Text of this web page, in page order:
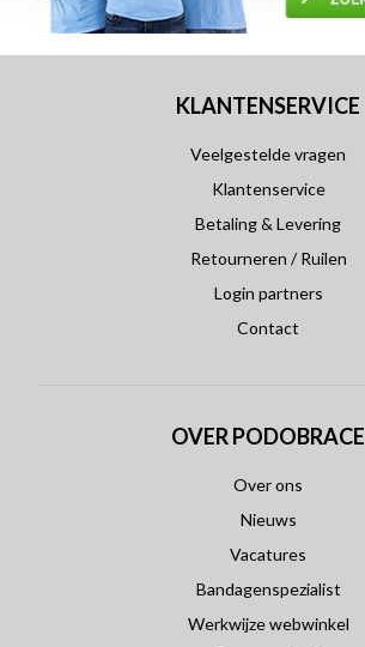
KLANTENSERVICE
Veelgestelde vragen
Klantenservice
Betaling & Levering
Retourneren / Ruilen
Login partners
Contact
OVER PODOBRACE
Over ons
Nieuws
Vacatures
Bandagenspezialist
Werkwijze webwinkel